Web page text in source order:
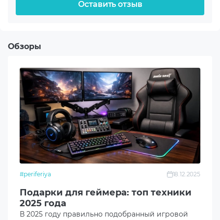
Ладонь
Тип датчика
Интерфейс
USB
Сенсор
Instant A725F
Разрешение сенсора
800-7200 DPI
Предустановки
800|1200|2400|3200|4800|7200 DPI
Оставить отзыв
Обзоры
#periferiya 18.12.2025
Подарки для геймера: топ техники
2025 года
В 2025 году правильно подобранный игровой